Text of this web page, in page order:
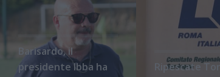
Barisardo, il
presidente Ibba ha
Ripescate